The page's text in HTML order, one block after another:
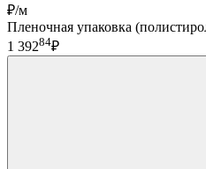
₽/м
Пленочная упаковка
1 39284₽